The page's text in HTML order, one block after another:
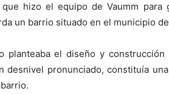
hizo el equipo de Vaumm
un barrio situado en el municipio
planteaba el diseño y
desnivel pronunciado, constituía